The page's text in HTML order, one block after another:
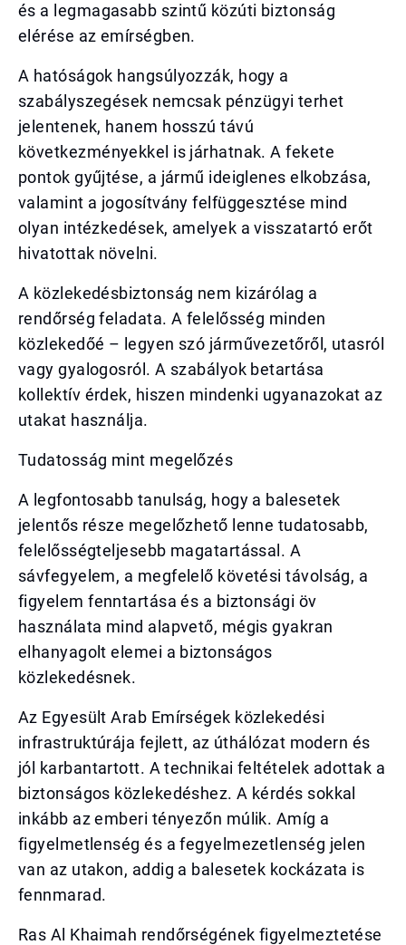
és a legmagasabb szintű közúti biztonság
elérése az emírségben.
A hatóságok hangsúlyozzák, hogy a
szabályszegések nemcsak pénzügyi terhet
jelentenek, hanem hosszú távú
következményekkel is járhatnak. A fekete
pontok gyűjtése, a jármű ideiglenes elkobzása,
valamint a jogosítvány felfüggesztése mind
olyan intézkedések, amelyek a visszatartó erőt
hivatottak növelni.
A közlekedésbiztonság nem kizárólag a
rendőrség feladata. A felelősség minden
közlekedőé – legyen szó járművezetőről, utasról
vagy gyalogosról. A szabályok betartása
kollektív érdek, hiszen mindenki ugyanazokat az
utakat használja.
Tudatosság mint megelőzés
A legfontosabb tanulság, hogy a balesetek
jelentős része megelőzhető lenne tudatosabb,
felelősségteljesebb magatartással. A
sávfegyelem, a megfelelő követési távolság, a
figyelem fenntartása és a biztonsági öv
használata mind alapvető, mégis gyakran
elhanyagolt elemei a biztonságos
közlekedésnek.
Az Egyesült Arab Emírségek közlekedési
infrastruktúrája fejlett, az úthálózat modern és
jól karbantartott. A technikai feltételek adottak a
biztonságos közlekedéshez. A kérdés sokkal
inkább az emberi tényezőn múlik. Amíg a
figyelmetlenség és a fegyelmezetlenség jelen
van az utakon, addig a balesetek kockázata is
fennmarad.
Ras Al Khaimah rendőrségének figyelmeztetése